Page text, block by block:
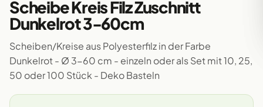
Scheibe Kreis Filz Zuschnitt
Dunkelrot 3-60cm
Scheiben/Kreise aus Polyesterfilz in der Farbe
Dunkelrot - Ø 3-60 cm - einzeln oder als Set mit 10, 25,
50 oder 100 Stück - Deko Basteln